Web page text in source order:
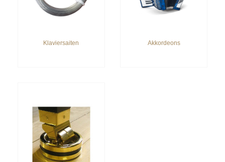
Klaviersaiten Akkordeons